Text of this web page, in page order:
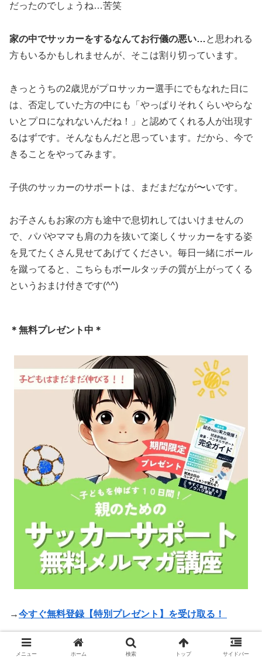
だったのでしょうね…苦笑
家の中でサッカーをするなんてお行儀の悪い…と思われる
方もいるかもしれませんが、そこは割り切っています。
きっとうちの2歳児がプロサッカー選手にでもなれた日に
は、否定していた方の中にも「やっぱりそれくらいやらな
いとプロになれないんだね！」と認めてくれる人が出現す
るはずです。そんなもんだと思っています。だから、今で
きることをやってみます。
子供のサッカーのサポートは、まだまだなが〜いです。
お子さんもお家の方も途中で息切れしてはいけませんの
で、パパやママも肩の力を抜いて楽しくサッカーをする姿
を見てたくさん見せてあげてください。毎日一緒にボール
を蹴ってると、こちらもボールタッチの質が上がってくる
というおまけ付きです(^^)
＊無料プレゼント中＊
→今すぐ無料登録【特別プレゼント】を受け取る！
生きるチカラ 練習
メニュー ホーム 検索 トップ サイドバー